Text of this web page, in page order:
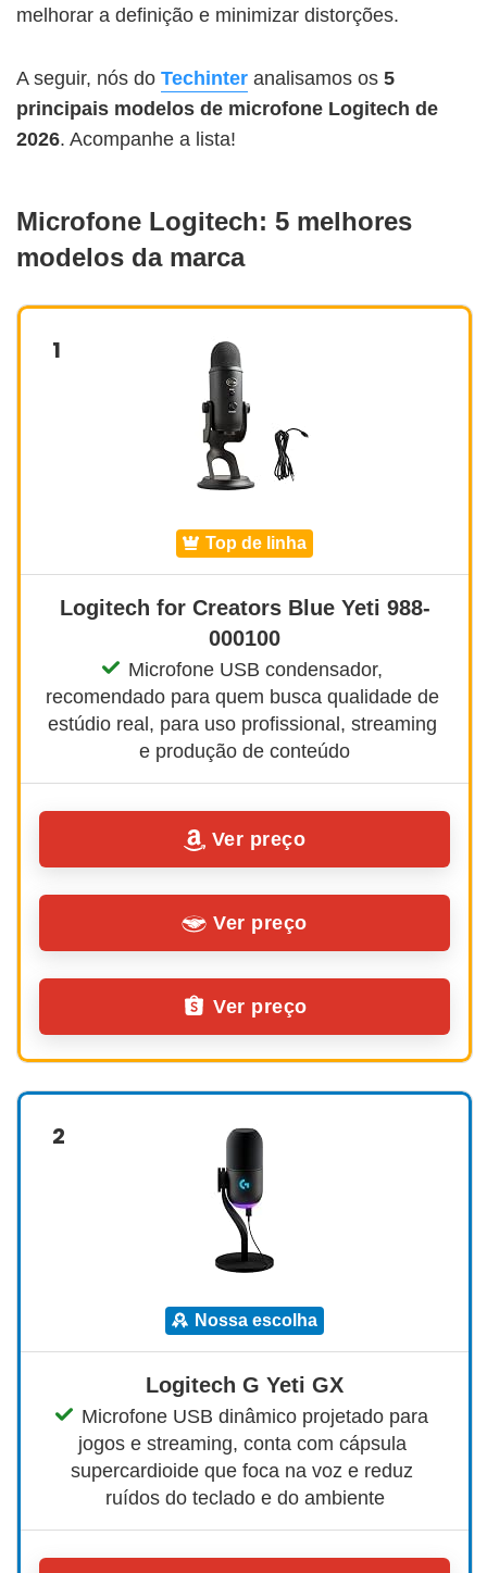
melhorar a definição e minimizar distorções.
A seguir, nós do Techinter analisamos os 5
principais modelos de microfone Logitech de
2026. Acompanhe a lista!
Microfone Logitech: 5 melhores
modelos da marca
1
top de linha
Logitech for Creators Blue Yeti 988-
000100
Microfone USB condensador,
recomendado para quem busca qualidade de
estúdio real, para uso profissional, streaming
e produção de conteúdo
Ver preço
Ver preço
Ver preço
2
nossa escolha
Logitech G Yeti GX
Microfone USB dinâmico projetado para
jogos e streaming, conta com cápsula
supercardioide que foca na voz e reduz
ruídos do teclado e do ambiente